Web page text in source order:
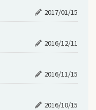
2017/01/15
2016/12/11
2016/11/15
2016/10/15